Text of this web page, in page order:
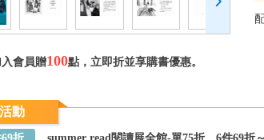
入會員贈100點，立即折並享購書優惠。
動